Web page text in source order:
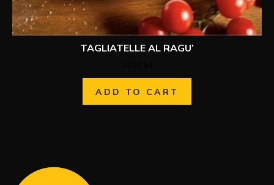
TAGLIATELLE AL RAGU’
ADD TO CART